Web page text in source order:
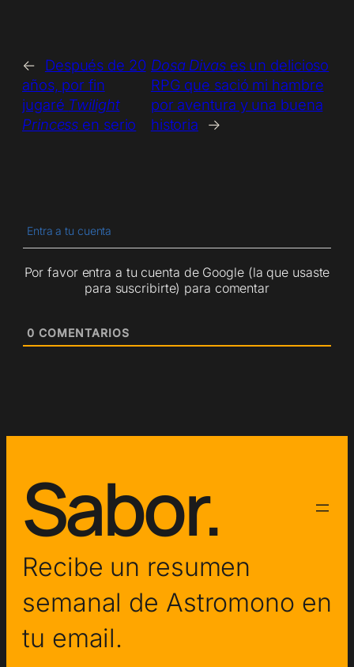
←
Después de 20
años, por fin
jugaré Twilight
Princess en serio
Dosa Divases un delicioso
RPG que sació mi hambre
por aventura y una buena
historia
→
Entra a tu cuenta
Por favor entra a tu cuenta de Google (la que usaste
para suscribirte) para comentar
0 COMENTARIOS
Sabor.
Recibe un resumen
semanal de Astromono en
tu email.